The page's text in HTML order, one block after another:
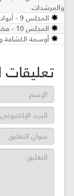
والمرشدات
المجلس 9 - أبواب الجنان - مرحلة الكشافة والمرشدات
المجلس 10 - فضل العلم - مرحلة الكشافة والمرشدات
أوسمة الكشافة
تعليقات